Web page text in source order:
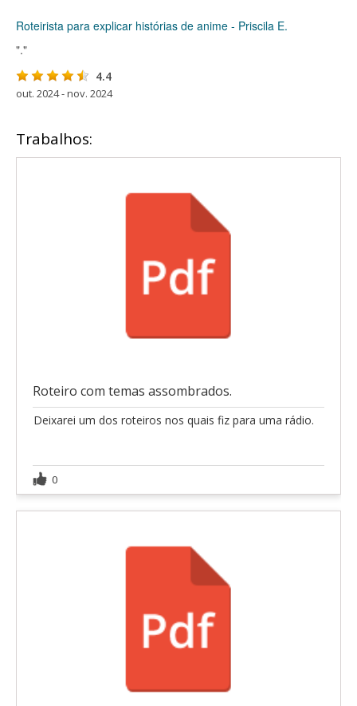
Roteirista para explicar histórias de anime - Priscila E.
"."
4.4
out. 2024 - nov. 2024
Trabalhos:
Roteiro com temas assombrados.
Deixarei um dos roteiros nos quais fiz para uma rádio.
0